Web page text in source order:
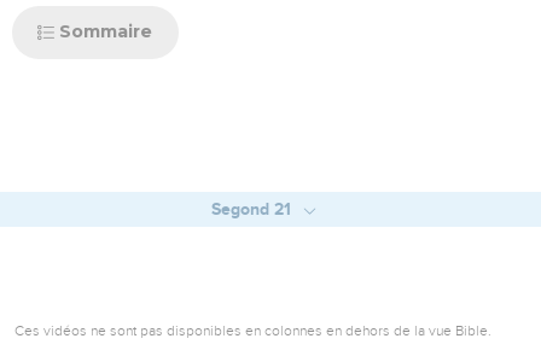
Sommaire
Segond 21
Ces vidéos ne sont pas disponibles en colonnes en dehors de la vue Bible.